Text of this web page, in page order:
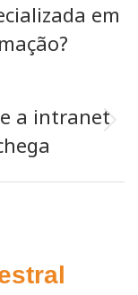
em
a intranet